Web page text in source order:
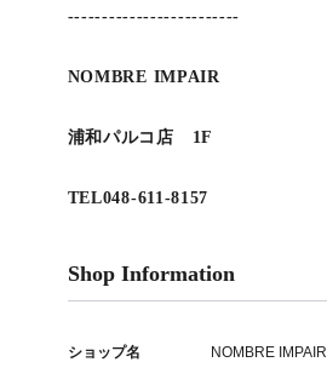
-------------------------
NOMBRE IMPAIR
浦和パルコ店 1F
TEL048-611-8157
Shop Information
ショップ名 NOMBRE IMPAIR